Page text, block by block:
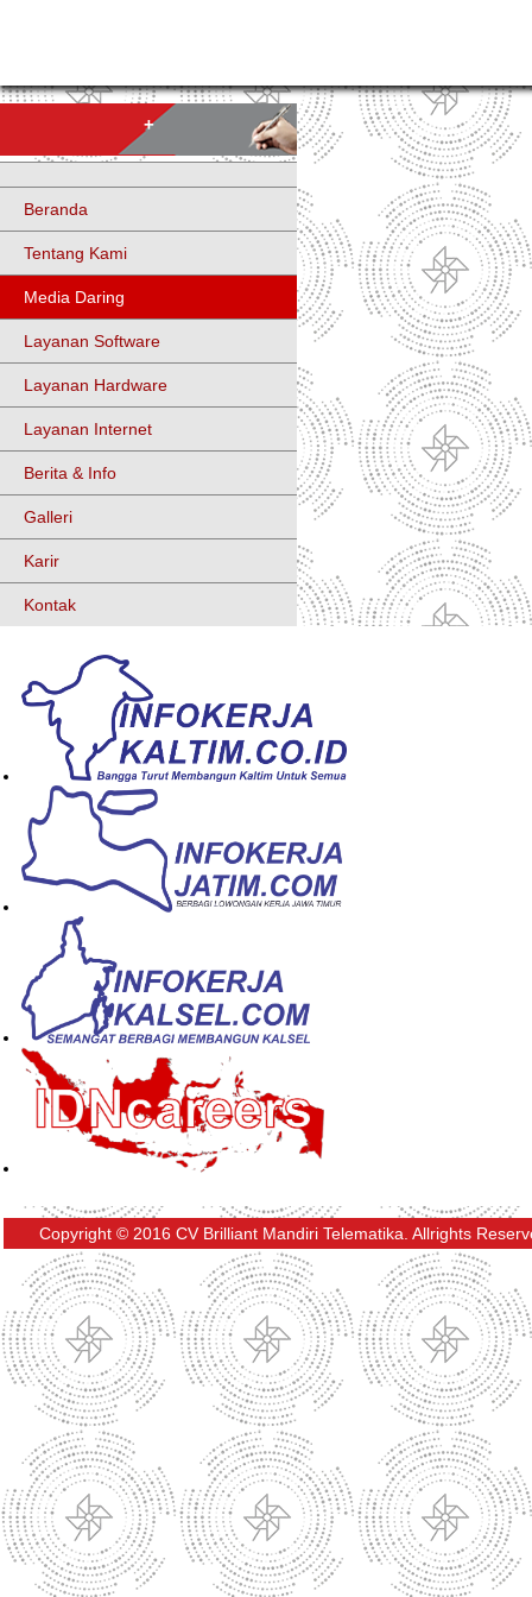
+
Beranda
Tentang Kami
Media Daring
Layanan Software
Layanan Hardware
Layanan Internet
Berita & Info
Galleri
Karir
Kontak
Copyright © 2016 CV Brilliant Mandiri Telematika. Allrights